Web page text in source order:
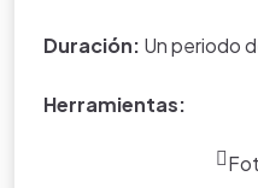
Duración: Un periodo
Herramientas: